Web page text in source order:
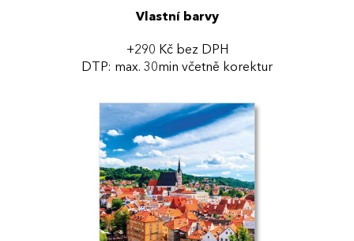
Vlastní barvy
+290 Kč bez DPH
DTP: max. 30min včetně korektur